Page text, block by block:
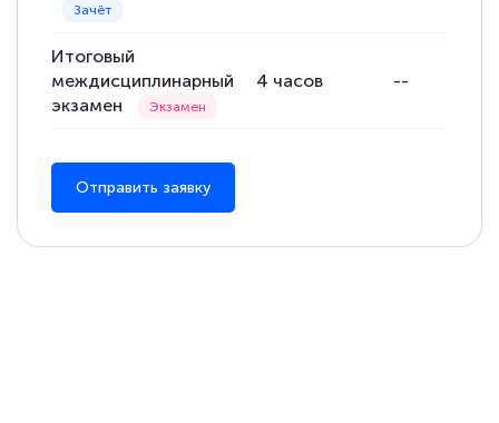
Итоговый
междисциплинарный
экзамен
4 часов --
Отправить заявку